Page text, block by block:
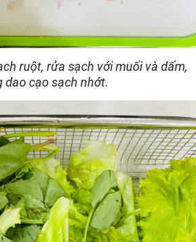
ruột, rửa sạch với muối và dấm,
dao cạo sạch nhớt.